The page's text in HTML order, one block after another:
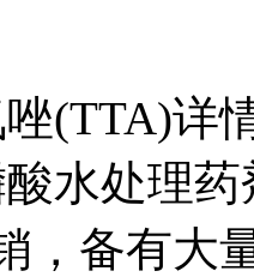
(TTA)详
水处理
，备有大